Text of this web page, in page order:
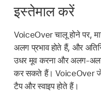
इस्तेमाल करें
VoiceOver चालू होने पर,
अलग प्रभाव होते हैं, और
उधर मूव करना और अलग-
कर सकते हैं। VoiceOver
टैप और स्वाइप होते हैं।